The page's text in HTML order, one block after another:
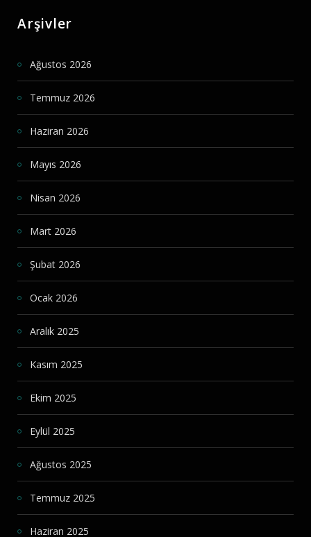
Arşivler
Ağustos 2026
Temmuz 2026
Haziran 2026
Mayıs 2026
Nisan 2026
Mart 2026
Şubat 2026
Ocak 2026
Aralık 2025
Kasım 2025
Ekim 2025
Eylül 2025
Ağustos 2025
Temmuz 2025
Haziran 2025